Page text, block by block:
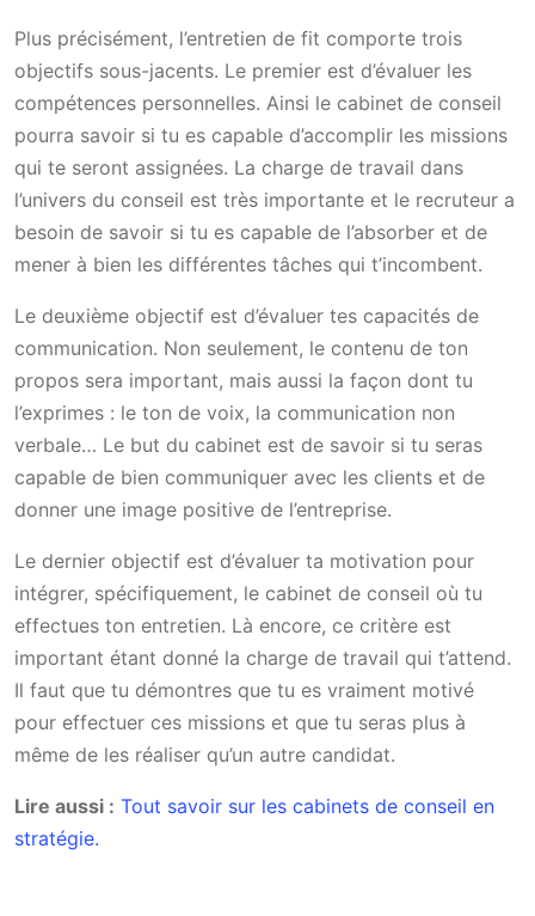
Plus précisément, l’entretien de fit comporte trois
objectifs sous-jacents. Le premier est d’évaluer les
compétences personnelles. Ainsi le cabinet de conseil
pourra savoir si tu es capable d’accomplir les missions
qui te seront assignées. La charge de travail dans
l’univers du conseil est très importante et le recruteur a
besoin de savoir si tu es capable de l’absorber et de
mener à bien les différentes tâches qui t’incombent.
Le deuxième objectif est d’évaluer tes capacités de
communication. Non seulement, le contenu de ton
propos sera important, mais aussi la façon dont tu
l’exprimes : le ton de voix, la communication non
verbale… Le but du cabinet est de savoir si tu seras
capable de bien communiquer avec les clients et de
donner une image positive de l’entreprise.
Le dernier objectif est d’évaluer ta motivation pour
intégrer, spécifiquement, le cabinet de conseil où tu
effectues ton entretien. Là encore, ce critère est
important étant donné la charge de travail qui t’attend.
Il faut que tu démontres que tu es vraiment motivé
pour effectuer ces missions et que tu seras plus à
même de les réaliser qu’un autre candidat.
Lire aussi : Tout savoir sur les cabinets de conseil en
stratégie.